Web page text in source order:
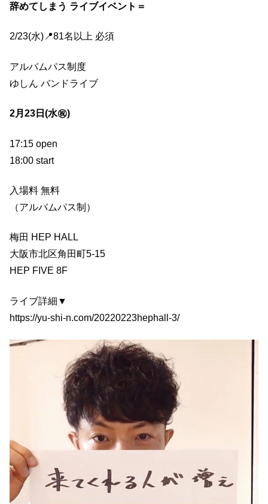
辞めてしまう ライブイベント＝
2/23(水)📍81名以上 必須
アルバムパス制度
ゆしん バンドライブ
2月23日(水㊗️)
17:15 open
18:00 start
入場料 無料
（アルバムパス制）
梅田 HEP HALL
大阪市北区角田町5-15
HEP FIVE 8F
ライブ詳細▼
https://yu-shi-n.com/20220223hephall-3/